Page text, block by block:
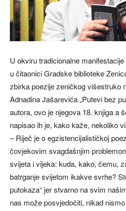
U okviru tradicionalne
u čitaonici Gradske biblioteke
zbirka poezije zeničkog višestruko
Adnadina Jašarevića „Putevi bez
autora, ovo je njegova 18. knjiga a
napisao ih je, kako kaže, nekoliko
– Riječ je o egzistencijalističkoj
čovjekovim svagdašnjim
svijeta i vijeka: kuda, kako, čemu,
batrganje svijetom ikakve svrhe?
putokaza“ jer stvarno na svim
nas može posvjedočiti, nikad